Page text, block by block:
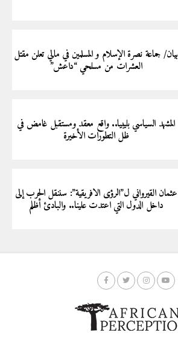
بيان/ جماعة نصرة الإسلام و المسلمين في مالي تعلن مقتل
العشرات من مسلحي “داعش”
المشهد السياسي بليبيا.. واقع معقد ومستقبل غامض في
ظل التطورات الأخيرة
عثمان القيرواني ل”الرؤى الافريقية”: سننقل الحرب إلى
داخل الدول التي اعتدت علينا.. والبادئ أظلم